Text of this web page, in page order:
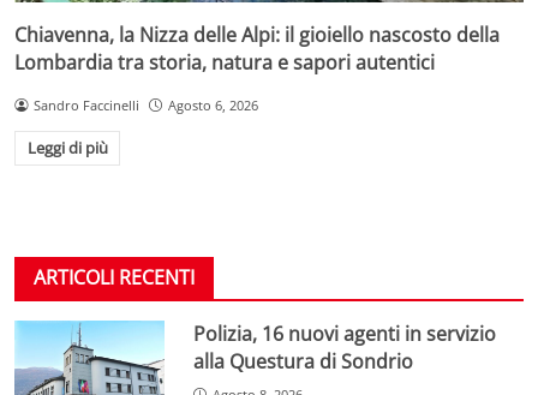
Chiavenna, la Nizza delle Alpi: il gioiello nascosto della
Lombardia tra storia, natura e sapori autentici
Sandro Faccinelli Agosto 6, 2026
Leggi di più
ARTICOLI RECENTI
Polizia, 16 nuovi agenti in servizio
alla Questura di Sondrio